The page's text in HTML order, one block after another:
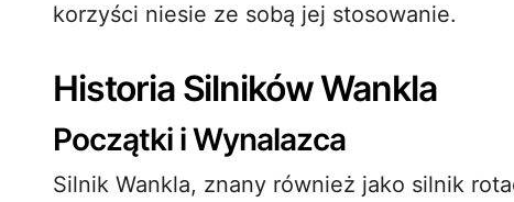
korzyści niesie ze sobą jej stosowanie.
Historia Silników Wankla
Początki i Wynalazca
Silnik Wankla, znany również jako silnik